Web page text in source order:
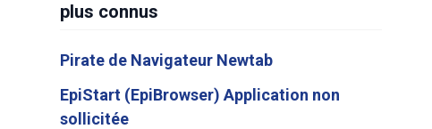
plus connus
Pirate de Navigateur Newtab
EpiStart (EpiBrowser) Application non
sollicitée